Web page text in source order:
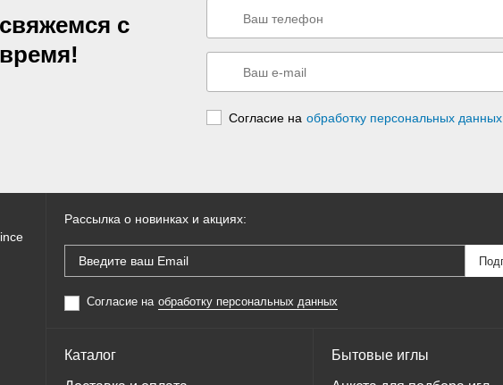
с
Согласие на обработку персональных данных
Рассылка о новинках и акциях:
Согласие на обработку персональных данных
Каталог Бытовые иглы